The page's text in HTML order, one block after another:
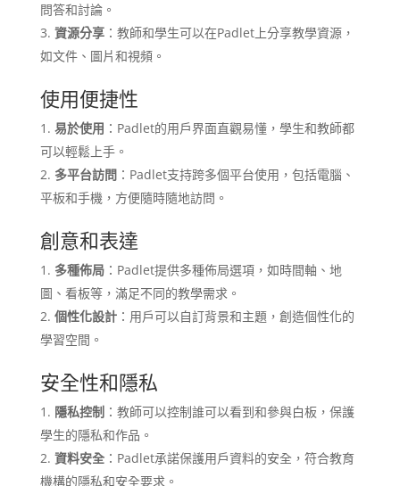
問答和討論。
資源分享：教師和學生可以在Padlet上分享教學資源，
如文件、圖片和視頻。
使用便捷性
易於使用 ：Padlet的用戶界面直觀易懂，學生和教師都
可以輕鬆上手。
多平台訪問：Padlet支持跨多個平台使用，包括電腦、
平板和手機，方便隨時隨地訪問。
創意和表達
多種佈局：Padlet提供多種佈局選項，如時間軸、地
圖、看板等，滿足不同的教學需求。
個性化設計：用戶可以自訂背景和主題，創造個性化的
學習空間。
安全性和隱私
隱私控制 ：教師可以控制誰可以看到和參與白板，保護
學生的隱私和作品。
資料安全：Padlet承諾保護用戶資料的安全，符合教育
機構的隱私和安全要求。